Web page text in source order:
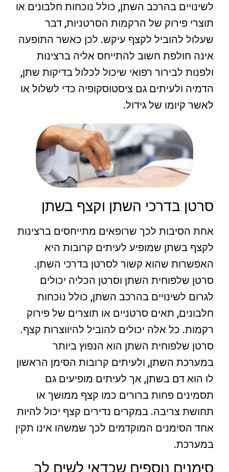
לשינויים בהרכב השתן, כולל נוכחות חלבונים או
תוצרי פירוק של הרקמות הסרטניות, דבר
שעלול להוביל לקצף עיקש. לכן כאשר התופעה
אינה חולפת חשוב להתייחס אליה ברצינות
ולפנות לבירור רפואי שיכול לכלול בדיקות שתן,
הדמיה ולעיתים גם ציסטוסקופיה כדי לשלול או
לאשר קיומו של גידול.
סרטן בדרכי השתן וקצף בשתן
אחת הסיבות לכך שרופאים מתייחסים ברצינות
לקצף בשתן שמופיע לעיתים קרובות היא
האפשרות שהוא קשור לסרטן בדרכי השתן.
סרטן שלפוחית השתן וסרטן הכליה יכולים
לגרום לשינויים בהרכב השתן, כולל נוכחות
חלבונים, תאים סרטניים או תוצרים של פירוק
רקמות. כל אלה יכולים להוביל להיווצרות קצף.
סרטן שלפוחית השתן הוא הנפוץ ביותר
במערכת השתן, ולעיתים קרובות הסימן הראשון
לו הוא דם בשתן, אך לעיתים מופיעים גם
תסמינים פחות ברורים כמו קצף ממושך או
תחושת צריבה. במקרים נדירים קצף יכול להיות
אחד הסימנים המוקדמים לכך שמשהו אינו תקין
במערכת.
סימנים נוספים שכדאי לשים לב